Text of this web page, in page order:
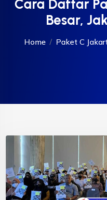
Cara Daftar
Besar,
Home Paket C